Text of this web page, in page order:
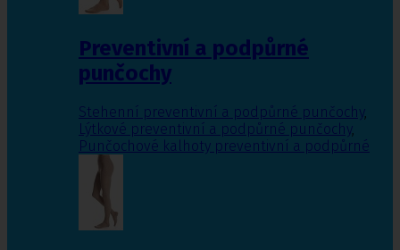
Preventivní a podpůrné
punčochy
Stehenní preventivní a podpůrné punčochy,
Lýtkové preventivní a podpůrné punčochy,
Punčochové kalhoty preventivní a podpůrné